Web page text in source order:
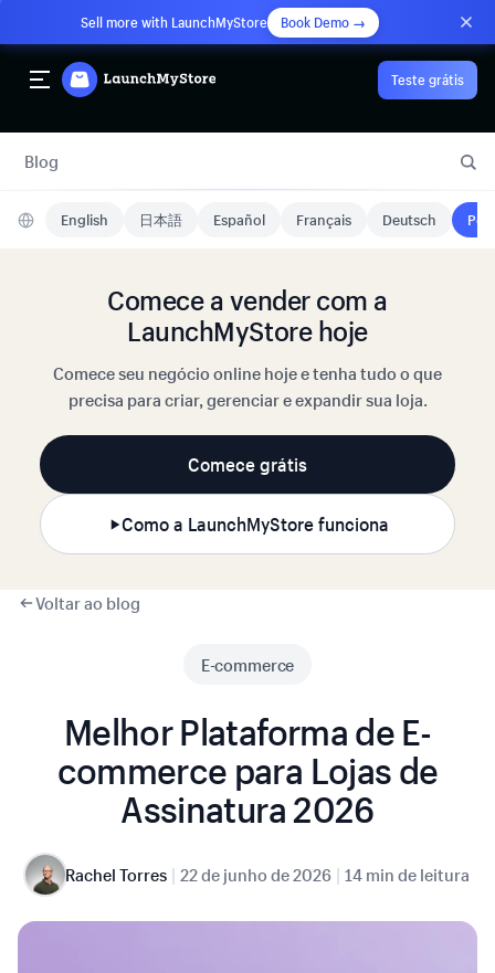
Sell more with LaunchMyStore Book Demo →
Teste grátis
Blog
English 日本語 Español Français Deutsch
Comece a vender com a
LaunchMyStore hoje
Comece seu negócio online hoje e tenha tudo o que
precisa para criar, gerenciar e expandir sua loja.
Comece grátis
Como a LaunchMyStore funciona
Voltar ao blog
E-commerce
Melhor Plataforma de E-
commerce para Lojas de
Assinatura 2026
Rachel Torres | 22 de junho de 2026 | 14 min de leitura